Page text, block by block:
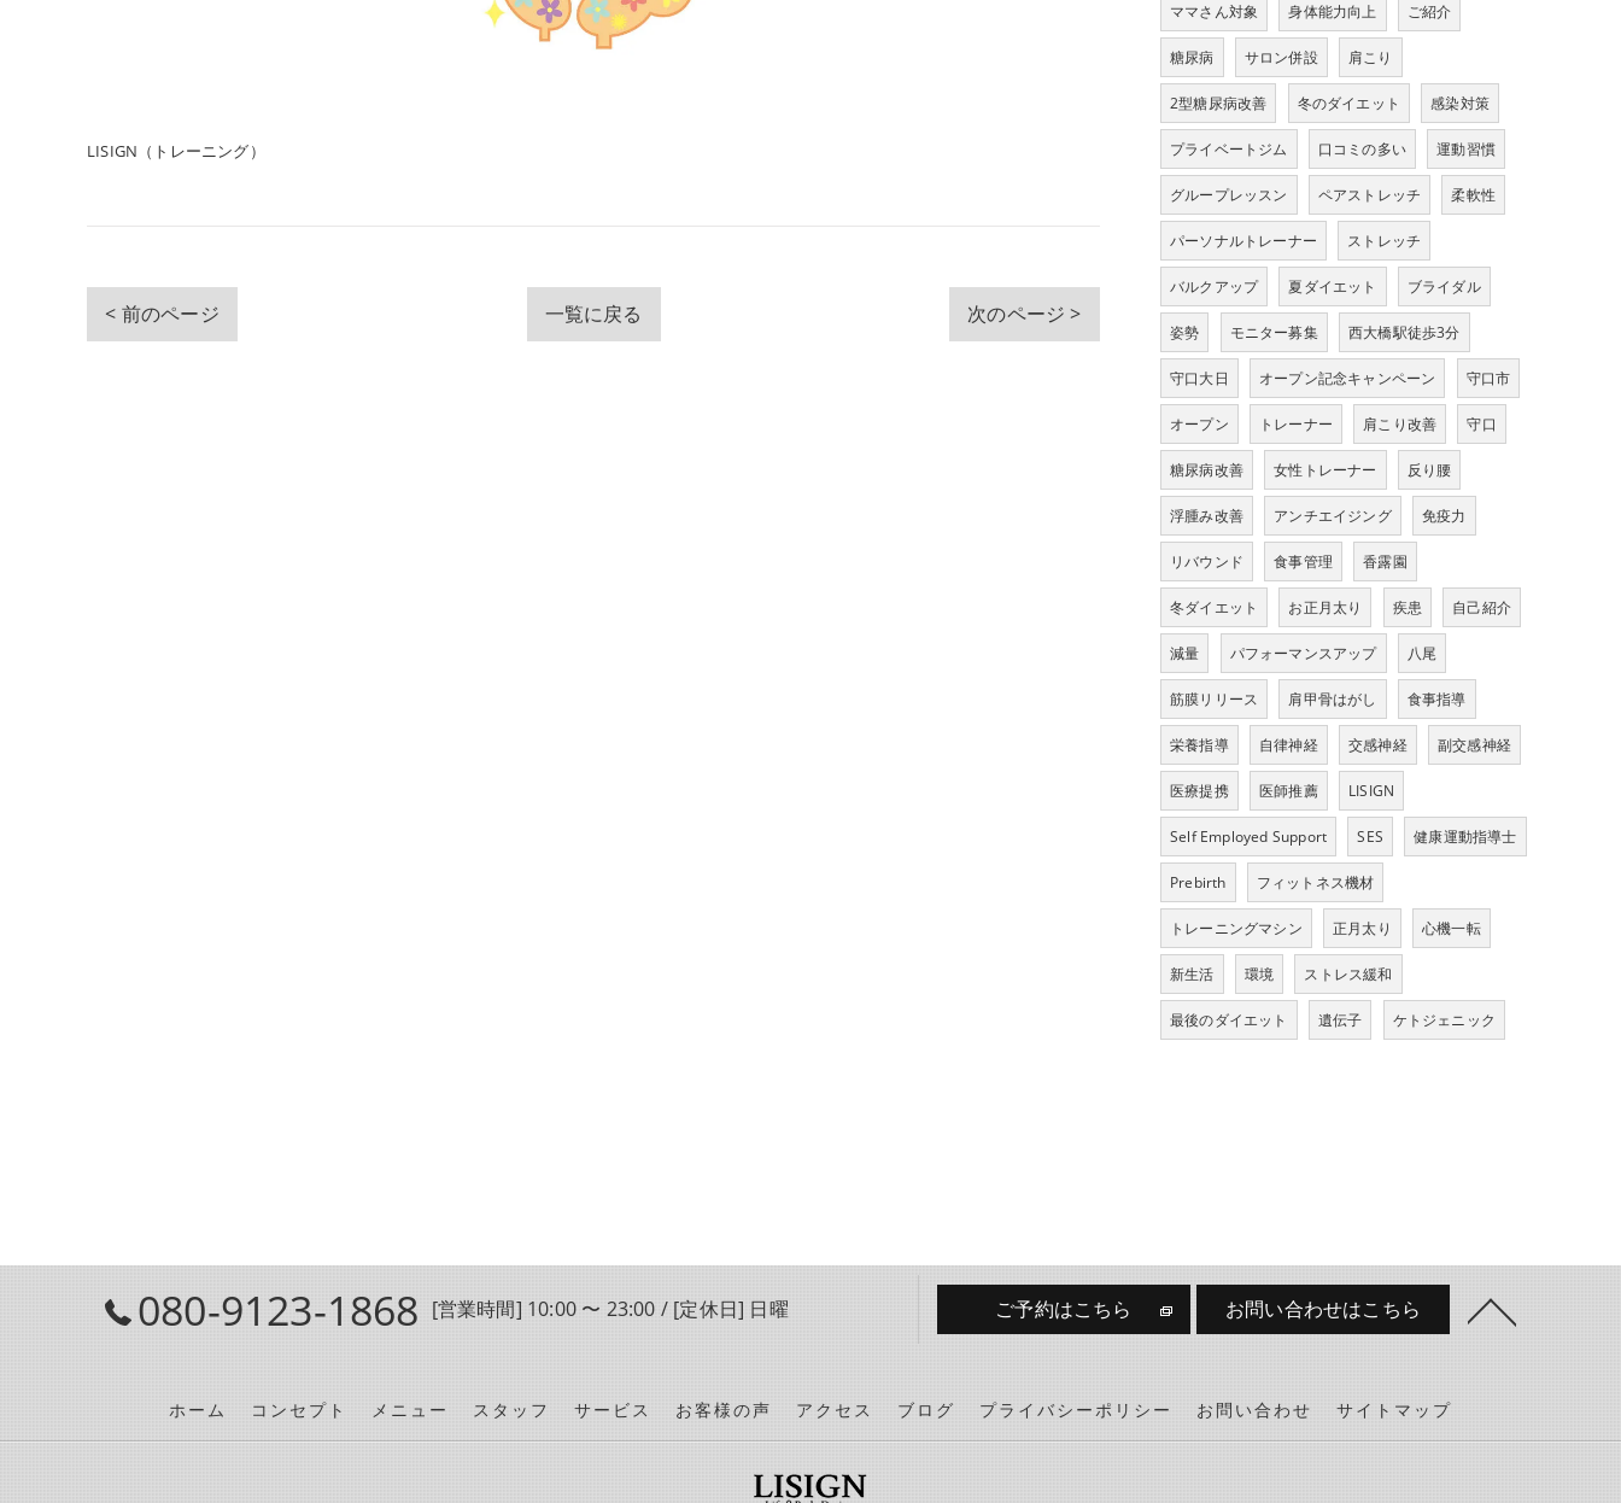
LISIGN（トレーニング）
< 前のページ 一覧に戻る 次のページ >
ママさん対象 身体能力向上 ご紹介
糖尿病 サロン併設 肩こり
2型糖尿病改善 冬のダイエット 感染対策
プライベートジム 口コミの多い 運動習慣
グループレッスン ペアストレッチ 柔軟性
パーソナルトレーナー ストレッチ
バルクアップ 夏ダイエット ブライダル
姿勢 モニター募集 西大橋駅徒歩3分
守口大日 オープン記念キャンペーン 守口市
オープン トレーナー 肩こり改善 守口
糖尿病改善 女性トレーナー 反り腰
浮腫み改善 アンチエイジング 免疫力
リバウンド 食事管理 香露園
冬ダイエット お正月太り 疾患 自己紹介
減量 パフォーマンスアップ 八尾
筋膜リリース 肩甲骨はがし 食事指導
栄養指導 自律神経 交感神経 副交感神経
医療提携 医師推薦 LISIGN
Self Employed Support SES 健康運動指導士
Prebirth フィットネス機材
トレーニングマシン 正月太り 心機一転
新生活 環境 ストレス緩和
最後のダイエット 遺伝子 ケトジェニック
080-9123-1868 [営業時間] 10:00 〜 23:00 / [定休日] 日曜 ご予約はこちら お問い合わせはこちら
ホーム コンセプト メニュー スタッフ サービス お客様の声 アクセス ブログ プライバシーポリシー お問い合わせ サイトマップ